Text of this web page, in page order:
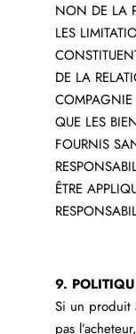
NON DE LA
LES
DE LA
COMPAGNIE
QUE LES
FOURNIS
ÊTRE
9.
Si un produit
pas